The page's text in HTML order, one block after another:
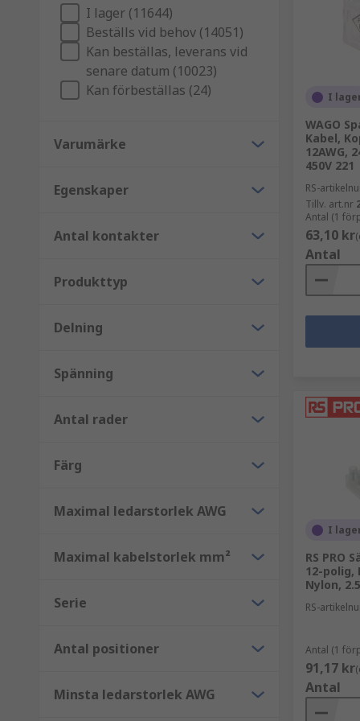
Push-in-tekniken låter dig enkelt trycka in ledaren
av en ändhylsa. Dessa är verktygsfria för snabb
Vad är en DIN-skena kopplingsplint?
En av de vanligaste typerna av kopplingsplintar
och trenivå. Plintarna klickas helt enkelt fast på
RS tillhandahåller ett brett utbud av
stilar och anslutningsmetoder. Några av de mest
Kretskortsplintar.
Fördelningsblock och anslutningsblock.
I lager (11644)
Beställs vid behov (14051)
Kan beställas, leverans vid
senare datum (10023)
Kan förbeställas (24)
Varumärke
Egenskaper
Antal kontakter
Produkttyp
Delning
Spänning
Antal rader
Färg
Maximal ledarstorlek AWG
Maximal kabelstorlek mm²
Serie
Antal positioner
Minsta ledarstorlek AWG
I
WAGO
Kabel,
12AWG,
450V 221
RS-
Tillv. art.nr
Antal (1
63,10 kr
Antal
I
RS PRO
12-polig,
Nylon,
RS-
Antal (1
91,17 kr
Antal